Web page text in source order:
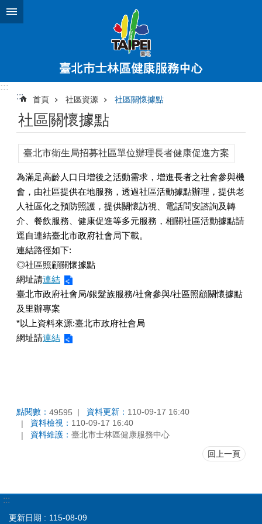
跳到主要內容區塊
:::
:::
首頁 社區資源 社區關懷據點
社區關懷據點
臺北市衛生局招募社區單位辦理長者健康促進方案
為滿足高齡人口日增後之活動需求，增進長者之社會參與機
會，由社區提供在地服務，透過社區活動據點辦理，提供老
人社區化之預防照護，提供關懷訪視、電話問安諮詢及轉
介、餐飲服務、健康促進等多元服務，相關社區活動據點請
逕自連結臺北市政府社會局下載。
連結路徑如下:
◎社區照顧關懷據點
網址請連結
臺北市政府社會局/銀髮族服務/社會參與/社區照顧關懷據點
及里辦專案
*以上資料來源:臺北市政府社會局
網址請連結
點閱數： 49595 資料更新： 110-09-17 16:40
資料檢視： 110-09-17 16:40
資料維護： 臺北市士林區健康服務中心
回上一頁
:::
更新日期 115-08-09